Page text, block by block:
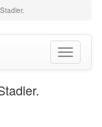
Toggle